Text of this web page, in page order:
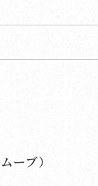
ーブ）